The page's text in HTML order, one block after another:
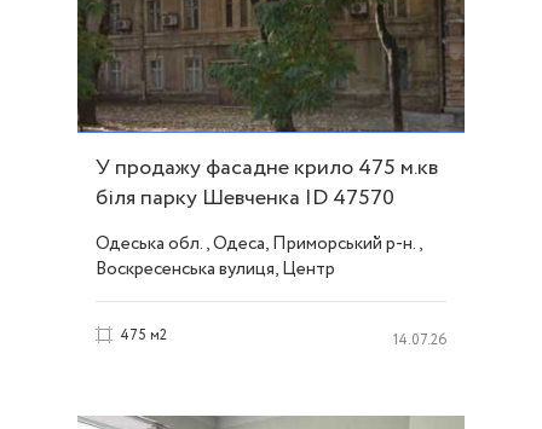
У продажу фасадне крило 475 м.кв
біля парку Шевченка ID 47570
Одеська обл., Одеса, Приморський р-н.,
Воскресенська вулиця, Центр
475 м2 14.07.26